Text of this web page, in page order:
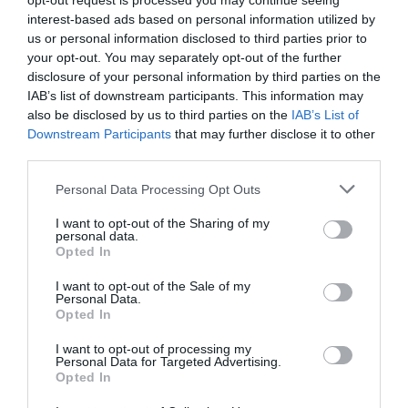
interest-based ads based on personal information utilized by
us or personal information disclosed to third parties prior to
your opt-out. You may separately opt-out of the further
disclosure of your personal information by third parties on the
IAB’s list of downstream participants. This information may
also be disclosed by us to third parties on the IAB’s List of
Downstream Participants that may further disclose it to other
Personal Data Processing Opt Outs
I want to opt-out of the Sharing of my
personal data.
Opted In
I want to opt-out of the Sale of my
Personal Data.
Opted In
I want to opt-out of processing my
Personal Data for Targeted Advertising.
Opted In
ce femeia a fost transportată la spital.
"Am avut noroc – spune soţul -. Fiul cel mai mic era
chiar lângă ea. Eu eram plecat, în acel moment, şi mă
întorceam acasă. Am fost anunţat imediat şi m-am
Nouă mii de euro, este suma pe care va trebui să o
plătească Aler pentru a reface locuinţa lui Gheorghe
Gheorghe.
Bărbatul, după marea spaimă trăită din cauza riscului
enorm la care a fost supusă familia sa, acum atacă